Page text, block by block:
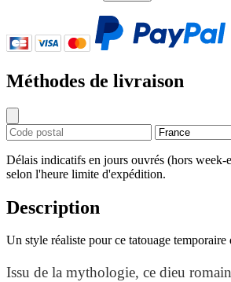
Méthodes de livraison
Délais indicatifs en jours ouvrés (hors week-
selon l'heure limite d'expédition.
Description
Un style réaliste pour ce tatouage
Issu de la mythologie, ce dieu